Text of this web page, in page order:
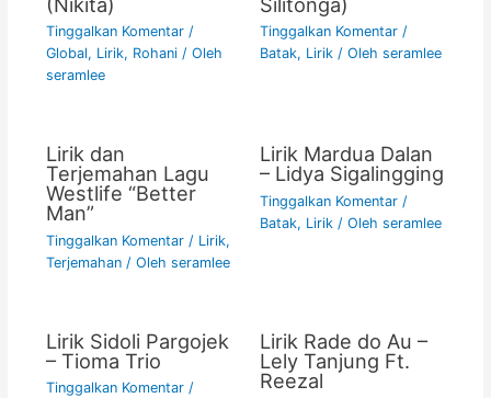
Tinggalkan Komentar /
Global, Lirik, Rohani/ Oleh
seramlee
Tinggalkan Komentar /
Batak, Lirik/ Oleh seramlee
Lirik dan
Terjemahan Lagu
Westlife “Better
Man”
Tinggalkan Komentar / Lirik,
Terjemahan/ Oleh seramlee
Lirik Mardua Dalan
– Lidya Sigalingging
Tinggalkan Komentar /
Batak, Lirik/ Oleh seramlee
Lirik Sidoli Pargojek
– Tioma Trio
Tinggalkan Komentar /
Lirik Rade do Au –
Lely Tanjung Ft.
Reezal